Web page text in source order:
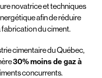
novatrice et techniques
afin de réduire
fabrication du ciment.
cimentaire du Québec,
30% moins de gaz à
concurrents.